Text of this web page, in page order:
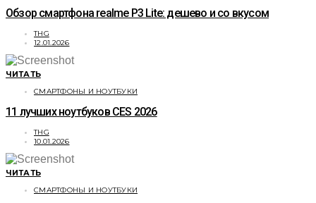
Обзор смартфона realme P3 Lite: дешево и со вкусом
THG
12.01.2026
ЧИТАТЬ
СМАРТФОНЫ И НОУТБУКИ
11 лучших ноутбуков CES 2026
THG
10.01.2026
ЧИТАТЬ
СМАРТФОНЫ И НОУТБУКИ